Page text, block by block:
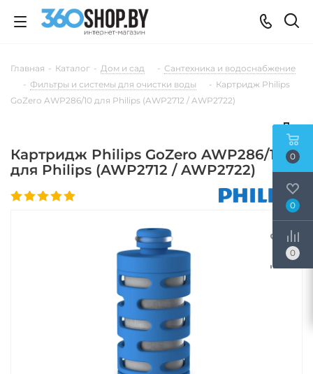
Главная - Каталог - Дом и сад - Сантехника и водоснабжение
- Фильтры и системы для очистки воды - Картридж Philips
GoZero AWP286/10 для Philips (AWP2712 / AWP2722)
Картридж Philips GoZero AWP286/10
для Philips (AWP2712 / AWP2722)
0
0
0